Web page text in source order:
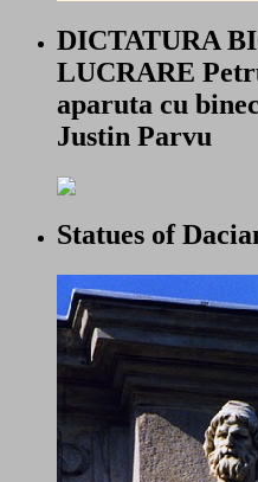
DICTATURA
LUCRARE
aparuta cu
Justin Parvu
Statues of